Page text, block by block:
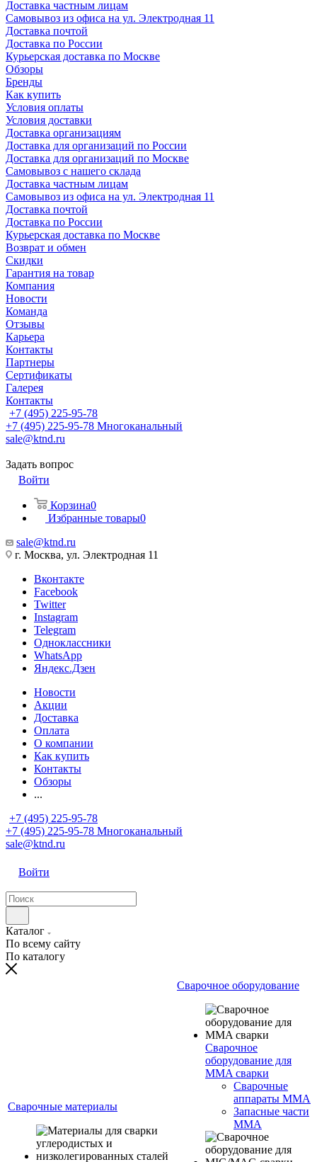
Доставка частным лицам
Самовывоз из офиса на ул. Электродная 11
Доставка почтой
Доставка по России
Курьерская доставка по Москве
Обзоры
Бренды
Как купить
Условия оплаты
Условия доставки
Доставка организациям
Доставка для организаций по России
Доставка для организаций по Москве
Самовывоз с нашего склада
Доставка частным лицам
Самовывоз из офиса на ул. Электродная 11
Доставка почтой
Доставка по России
Курьерская доставка по Москве
Возврат и обмен
Скидки
Гарантия на товар
Компания
Новости
Команда
Отзывы
Карьера
Контакты
Партнеры
Сертификаты
Галерея
Контакты
+7 (495) 225-95-78
+7 (495) 225-95-78 Многоканальный
sale@ktnd.ru
Задать вопрос
Войти
Корзина0
Избранные товары0
sale@ktnd.ru
г. Москва, ул. Электродная 11
Вконтакте
Facebook
Twitter
Instagram
Telegram
Одноклассники
WhatsApp
Яндекс.Дзен
Новости
Акции
Доставка
Оплата
О компании
Как купить
Контакты
Обзоры
...
+7 (495) 225-95-78
+7 (495) 225-95-78 Многоканальный
sale@ktnd.ru
Войти
Каталог
По всему сайту
По каталогу
Сварочные материалы
Сварочное оборудование
Сварочное
оборудование для
MMA сварки
Сварочные
аппараты MMA
Запасные части
MMA